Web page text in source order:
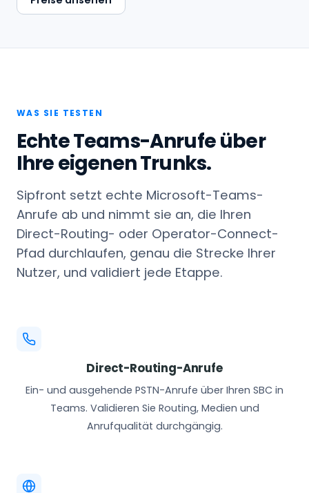
WAS SIE TESTEN
Echte Teams-Anrufe über
Ihre eigenen Trunks.
Sipfront setzt echte Microsoft-Teams-
Anrufe ab und nimmt sie an, die Ihren
Direct-Routing- oder Operator-Connect-
Pfad durchlaufen, genau die Strecke Ihrer
Nutzer, und validiert jede Etappe.
Direct-Routing-Anrufe
Ein- und ausgehende PSTN-Anrufe über Ihren SBC in
Teams. Validieren Sie Routing, Medien und
Anrufqualität durchgängig.